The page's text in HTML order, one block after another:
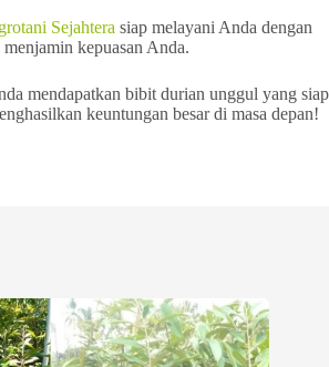
Sejahtera siap melayani Anda dengan
kepuasan Anda.
mendapatkan bibit durian unggul yang siap
keuntungan besar di masa depan!